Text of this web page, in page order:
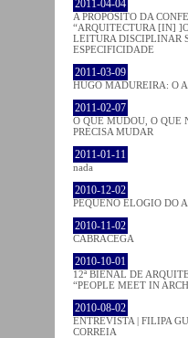
2011-04-04
A PROPÓSITO DA
“ARQUITECTURA [IN]
LEITURA DISCIPLINAR
ESPECIFICIDADE
2011-03-09
HUGO MADUREIRA: O
2011-02-07
O QUE MUDOU, O QUE
PRECISA MUDAR
2011-01-11
nada
2010-12-02
PEQUENO ELOGIO DO
2010-11-02
CABRACEGA
2010-10-01
12ª BIENAL DE
“PEOPLE MEET IN
2010-08-02
ENTREVISTA | FILIPA
CORREIA